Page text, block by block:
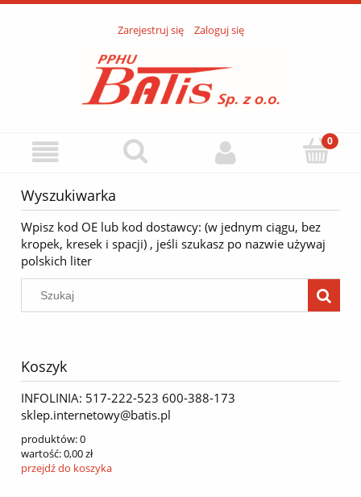
Zarejestruj się Zaloguj się
Wyszukiwarka
Wpisz kod OE lub kod dostawcy: (w jednym ciągu, bez
kropek, kresek i spacji) , jeśli szukasz po nazwie używaj
polskich liter
Koszyk
INFOLINIA: 517-222-523 600-388-173
sklep.internetowy@batis.pl
produktów:0
wartość:0,00 zł
przejdź do koszyka